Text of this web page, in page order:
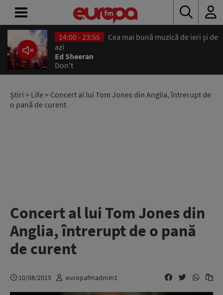
14:00 - 23:55
Cea mai bună muzică de ieri și de
azi
Ed Sheeran
Don't
Știri > Life> Concert al lui Tom Jones din Anglia, întrerupt de
o pană de curent
Concert al lui Tom Jones din
Anglia, întrerupt de o pană
de curent
10/08/2015 europafmadmin1
ACASĂ
ȘTIRI
RADIO